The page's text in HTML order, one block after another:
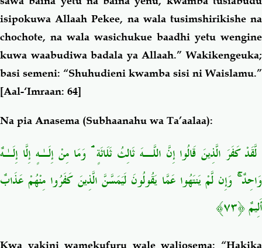
isipokuwa Allaah Pekee, na wala tusimshirikishe na
chochote, na wala wasichukue baadhi yetu wengine
kuwa waabudiwa badala ya Allaah.” Wakikengeuka;
basi semeni: “Shuhudieni kwamba sisi ni Waislamu.”
[Aal-‘Imraan: 64]
Na pia Anasema (Subhaanahu wa Ta’aalaa):
لَّقَدْ كَفَرَ الَّذِينَ قَالُوا إِنَّ اللَّـهَ ثَالِثُ ثَلَاثَةٍ ۘ وَمَا مِنْ إِلَـٰهٍ إِلَّا إِلَـٰهٌ
وَاحِدٌ ۚ وَإِن لَّمْ يَنتَهُوا عَمَّا يَقُولُونَ لَيَمَسَّنَّ الَّذِينَ كَفَرُوا مِنْهُمْ عَذَابٌ
أَلِيمٌ ﴿٧٣﴾
Kwa yakini wamekufuru wale waliosema: “Hakika